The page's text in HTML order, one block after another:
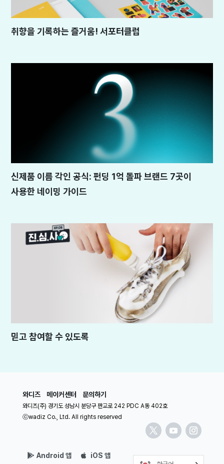
취향을 기록하는 즐거움! 서포터클럽
신제품 이름 각인 공식: 펀딩 1억 돌파 브랜드 7곳이
사용한 네이밍 가이드
믿고 참여할 수 있도록
와디즈 메이커센터 문의하기
와디즈(주) 경기도 성남시 분당구 판교로 242 PDC A동 402호
ⓒwadiz Co., Ltd. All rights reserved
Android 앱 iOS 앱